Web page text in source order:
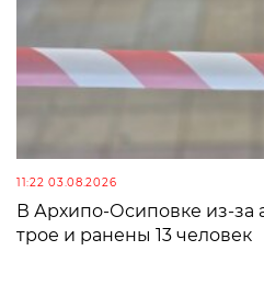
11:22 03.08.2026
В Архипо-Осиповке из-за
трое и ранены 13 человек